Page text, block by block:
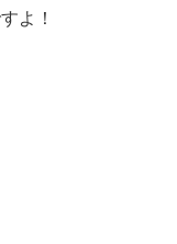
よ！